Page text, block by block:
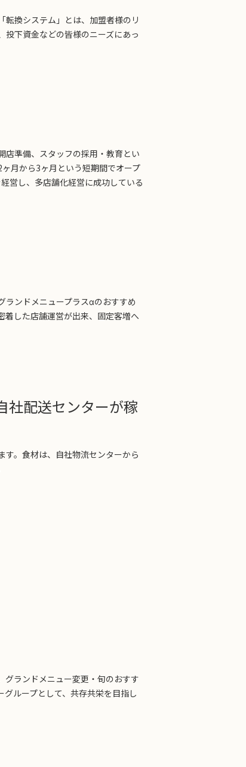
換システム」とは、加盟者様のリ
下資金などの皆様のニーズにあっ
店準備、スタッフの採用・教育とい
月から3ヶ月という短期間でオープ
営し、多店舗化経営に成功している
ランドメニュープラスαのおすすめ
着した店舗運営が出来、固定客増へ
社配送センターが稼
す。食材は、自社物流センターから
グランドメニュー変更・旬のおすす
ループとして、共存共栄を目指し